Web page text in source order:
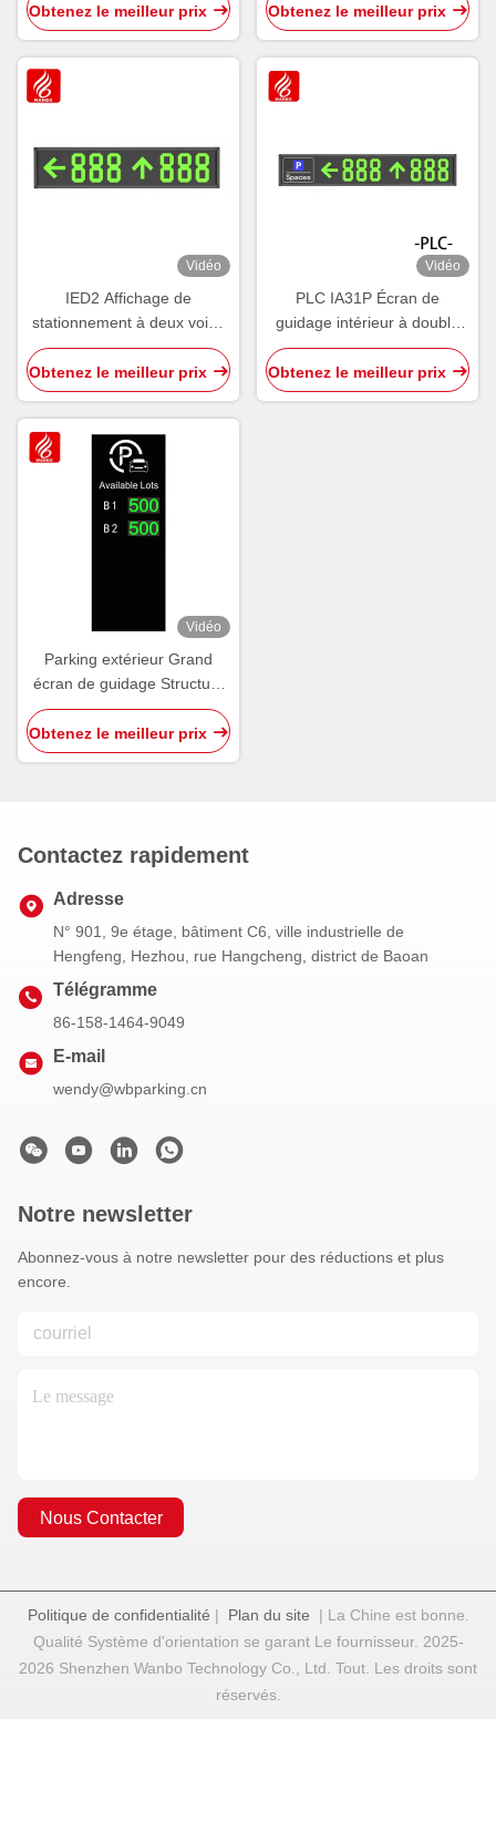
standard 485 LED PGS
Obtenez le meilleur prix
stationnement à LED
Obtenez le meilleur prix
Vidéo
IED2 Affichage de
stationnement à deux voies
Tableau de guidage intérieur
Affichage d'écran Wayfinder
Obtenez le meilleur prix
Vidéo
PLC IA31P Écran de
guidage intérieur à double
sens Affichage de l'espace
de stationnement
Obtenez le meilleur prix
Vidéo
Parking extérieur Grand
écran de guidage Structure
de signalisation OEM ODM
Obtenez le meilleur prix
Contactez rapidement
Adresse
N° 901, 9e étage, bâtiment C6, ville industrielle de
Hengfeng, Hezhou, rue Hangcheng, district de Baoan
Télégramme
86-158-1464-9049
E-mail
wendy@wbparking.cn
Notre newsletter
Abonnez-vous à notre newsletter pour des réductions et plus
encore.
Nous Contacter
Politique de confidentialité | Plan du site | La Chine est bonne.
Qualité Système d'orientation se garant Le fournisseur. 2025-
2026 Shenzhen Wanbo Technology Co., Ltd. Tout. Les droits sont
réservés.